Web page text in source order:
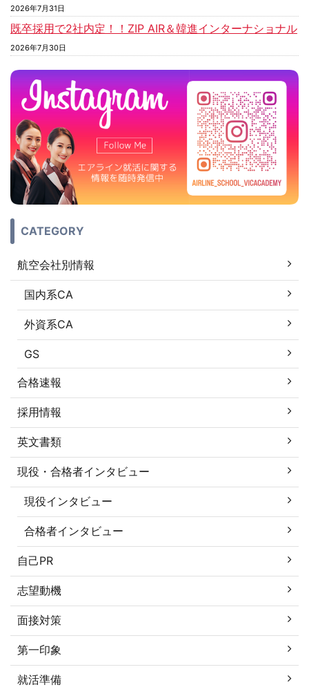
2026年7月31日
既卒採用で2社内定！！ZIP AIR＆韓進インターナショナル
2026年7月30日
CATEGORY
航空会社別情報
国内系CA
外資系CA
GS
合格速報
採用情報
英文書類
現役・合格者インタビュー
現役インタビュー
合格者インタビュー
自己PR
志望動機
面接対策
第一印象
就活準備